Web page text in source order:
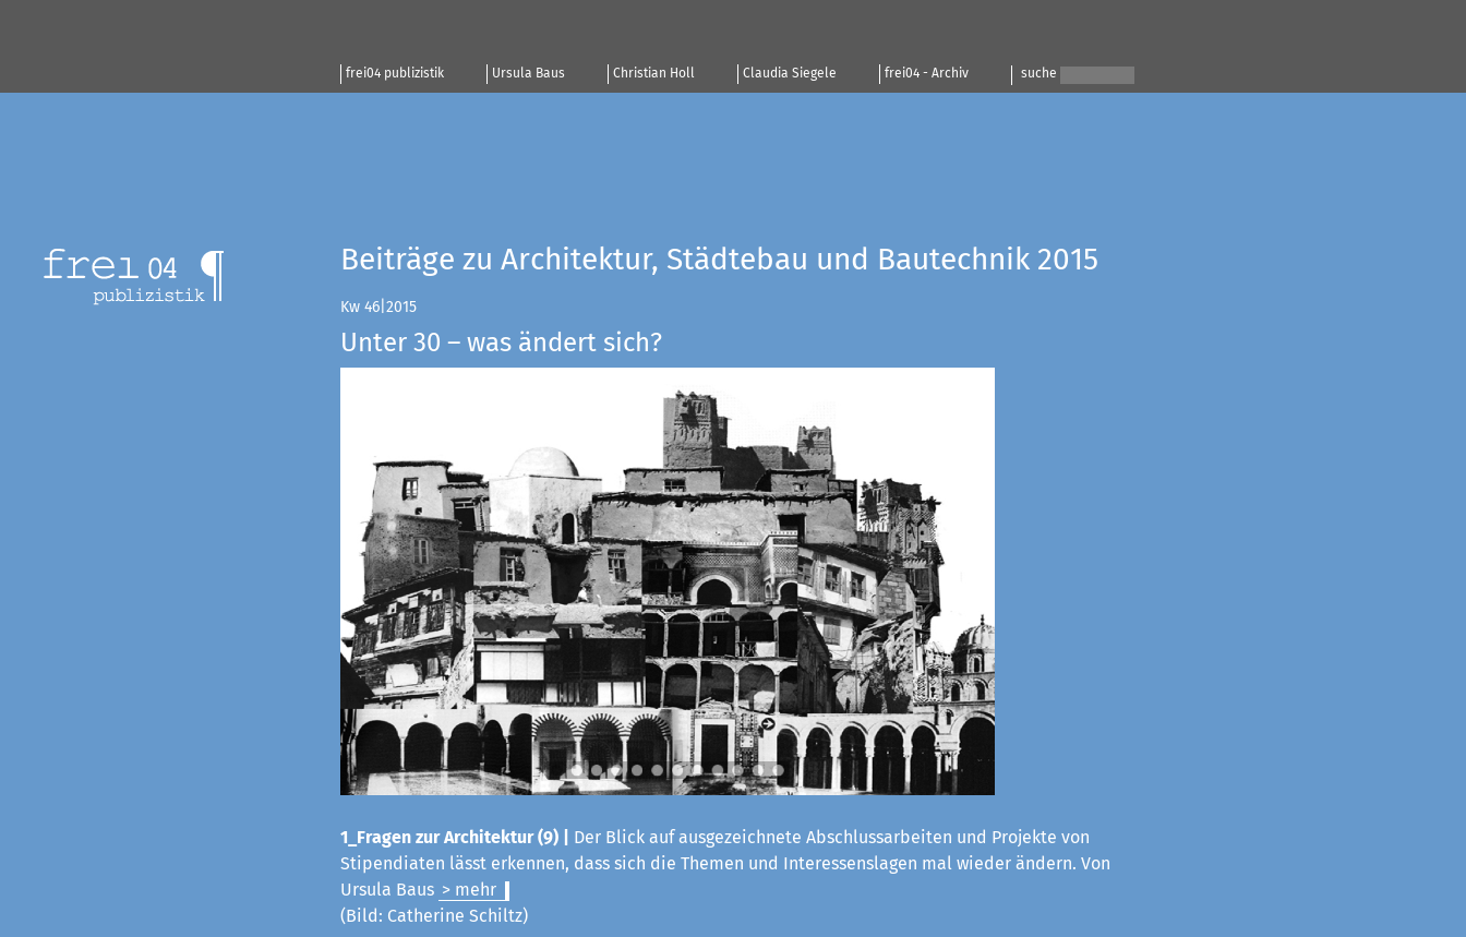
frei04 publizistik Ursula Baus Christian Holl Claudia Siegele frei04 - Archiv suche
Beiträge zu Architektur, Städtebau und Bautechnik 2015
Kw 46|2015
Unter 30 – was ändert sich?
1_Fragen zur Architektur (9) |
Der Blick auf ausgezeichnete Abschlussarbeiten und Projekte von
Stipendiaten lässt erkennen, dass sich die Themen und Interessenslagen mal wieder ändern. Von
Ursula Baus > mehr
(Bild: Catherine Schiltz)